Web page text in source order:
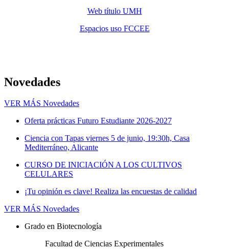
Web título UMH
Espacios uso FCCEE
Novedades
VER MÁS Novedades
Oferta prácticas Futuro Estudiante 2026-2027
Ciencia con Tapas viernes 5 de junio, 19:30h, Casa
Mediterráneo, Alicante
CURSO DE INICIACIÓN A LOS CULTIVOS
CELULARES
¡Tu opinión es clave! Realiza las encuestas de calidad
VER MÁS Novedades
Grado en Biotecnología
Facultad de Ciencias Experimentales